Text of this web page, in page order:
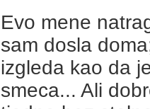
Evo mene
sam dosla
izgleda kao da
smeca... Ali